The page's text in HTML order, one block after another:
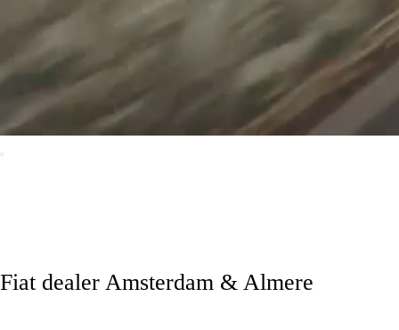
Fiat dealer Amsterdam & Almere